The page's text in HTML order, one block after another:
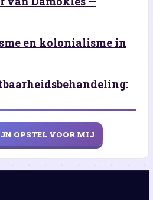
en kolonialisme in
OPSTEL VOOR MIJ